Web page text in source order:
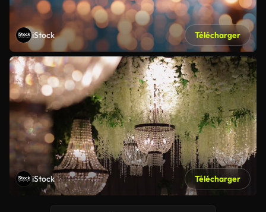
iStock Télécharger
iStock Télécharger